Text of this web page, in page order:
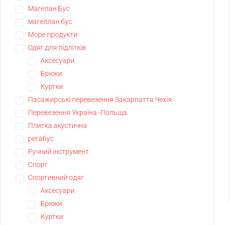
Магелан Бус
магеллан бус
Море продукти
Одяг для підлітків
Аксесуари
Брюки
Куртки
Пасажирські перевезення Закарпаття Чехія
Перевезення Україна -Польща
Плитка акустична
регабус
Ручний інструмент
Спорт
Спортивний одяг
Аксесуари
Брюки
Куртки